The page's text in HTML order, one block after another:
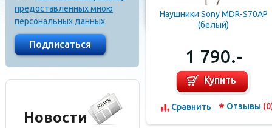
предоставленных мною
персональных данных.
Новости
Наушники Sony MDR-S70AP
(белый)
1 790.-
Купить
Сравнить Отзывы